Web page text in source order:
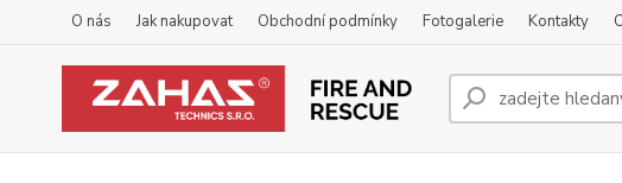
O nás Jak nakupovat Obchodní podmínky Fotogalerie Kontakty